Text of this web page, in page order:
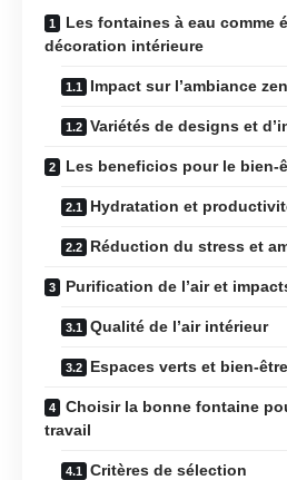
Les fontaines à eau comme
décoration intérieure
Impact sur l’ambiance zen
Variétés de designs et
Les beneficios pour le bien-
Hydratation et
Réduction du stress et
Purification de l’air et
Qualité de l’air intérieur
Espaces verts et bien-être
Choisir la bonne fontaine
travail
Critères de sélection